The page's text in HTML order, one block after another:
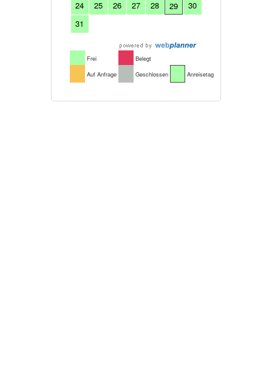
24
25 26 27 28 29
30
31
Frei
Belegt
Auf Anfrage
Geschlossen Anreisetag